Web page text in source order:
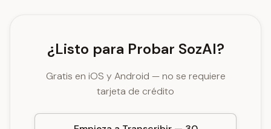
¿Listo para Probar SozAI?
Gratis en iOS y Android — no se requiere
tarjeta de crédito